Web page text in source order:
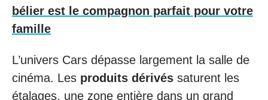
bélier est le compagnon parfait pour votre
famille
L’univers Cars dépasse largement la salle de
cinéma. Les produits dérivés saturent les
étalages, une zone entière dans un grand